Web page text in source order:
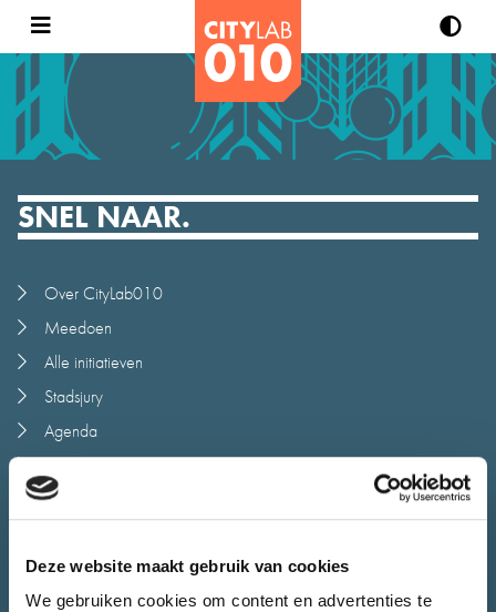
Deze website maakt gebruik van cookies
We gebruiken cookies om content en advertenties te
SNEL NAAR.
Over CityLab010
Meedoen
Alle initiatieven
Stadsjury
Agenda
Nieuws
Juryrapport
CONTACT.